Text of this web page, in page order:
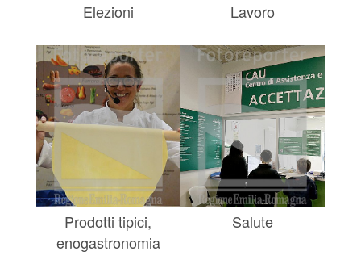
Elezioni Lavoro
Prodotti tipici,
enogastronomia
Salute